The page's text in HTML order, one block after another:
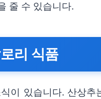
줄 수 있습니다.
리 식품
이 있습니다. 산상